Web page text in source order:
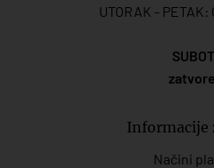
UTORAK -
Informacije
Načini